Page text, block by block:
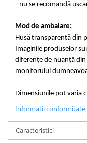
- nu se recomandă
Mod de ambalare:
Husă transparentă din
Imaginile produselor
diferențe de nuanță
monitorului
Dimensiunile pot varia
Informatii
Caracteristici